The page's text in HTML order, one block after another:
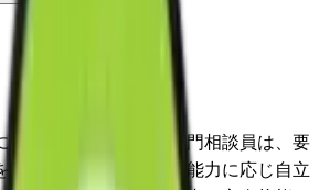
当たって、事業所の専門相談員は、要
踏まえて、その有する能力に応じ自立